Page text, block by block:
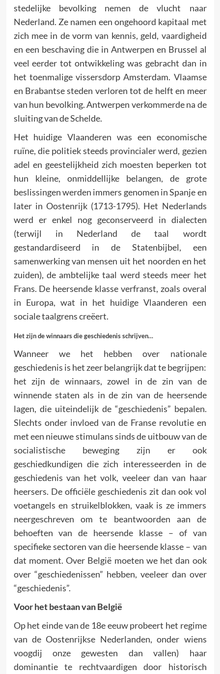
stedelijke bevolking nemen de vlucht naar
Nederland. Ze namen een ongehoord kapitaal met
zich mee in de vorm van kennis, geld, vaardigheid
en een beschaving die in Antwerpen en Brussel al
veel eerder tot ontwikkeling was gebracht dan in
het toenmalige vissersdorp Amsterdam. Vlaamse
en Brabantse steden verloren tot de helft en meer
van hun bevolking. Antwerpen verkommerde na de
sluiting van de Schelde.
Het huidige Vlaanderen was een economische
ruïne, die politiek steeds provincialer werd, gezien
adel en geestelijkheid zich moesten beperken tot
hun kleine, onmiddellijke belangen, de grote
beslissingen werden immers genomen in Spanje en
later in Oostenrijk (1713-1795). Het Nederlands
werd er enkel nog geconserveerd in dialecten
(terwijl in Nederland de taal wordt
gestandardiseerd in de Statenbijbel, een
samenwerking van mensen uit het noorden en het
zuiden), de ambtelijke taal werd steeds meer het
Frans. De heersende klasse verfranst, zoals overal
in Europa, wat in het huidige Vlaanderen een
sociale taalgrens creëert.
Het zijn de winnaars die geschiedenis schrijven…
Wanneer we het hebben over nationale
geschiedenis is het zeer belangrijk dat te begrijpen:
het zijn de winnaars, zowel in de zin van de
winnende staten als in de zin van de heersende
lagen, die uiteindelijk de “geschiedenis” bepalen.
Slechts onder invloed van de Franse revolutie en
met een nieuwe stimulans sinds de uitbouw van de
socialistische beweging zijn er ook
geschiedkundigen die zich interesseerden in de
geschiedenis van het volk, veeleer dan van haar
heersers. De officiële geschiedenis zit dan ook vol
voetangels en struikelblokken, vaak is ze immers
neergeschreven om te beantwoorden aan de
behoeften van de heersende klasse – of van
specifieke sectoren van die heersende klasse – van
dat moment. Over België moeten we het dan ook
over “geschiedenissen” hebben, veeleer dan over
“geschiedenis”.
Voor het bestaan van België
Op het einde van de 18e eeuw probeert het regime
van de Oostenrijkse Nederlanden, onder wiens
voogdij onze gewesten dan vallen) haar
dominantie te rechtvaardigen door historisch